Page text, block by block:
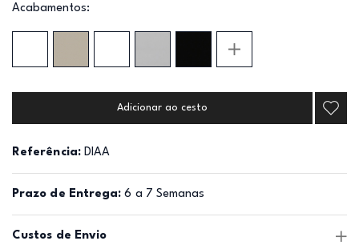
Acabamentos:
Adicionar ao cesto
Referência: DIAA
Prazo de Entrega: 6 a 7 Semanas
Custos de Envio